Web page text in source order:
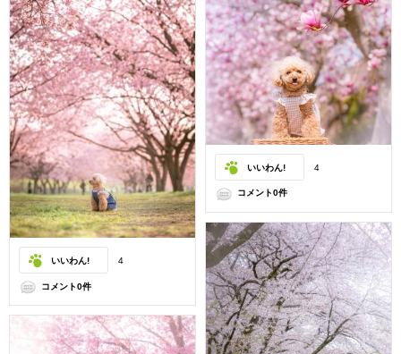
いいわん! 4
コメント0件
いいわん! 4
コメント0件